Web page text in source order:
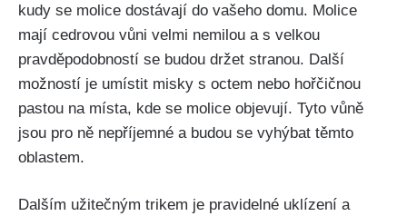
kudy se molice dostávají do vašeho domu. Molice
mají cedrovou vůni velmi nemilou a s velkou
pravděpodobností se‌ budou držet stranou. Další
možností je umístit misky s octem nebo hořčičnou
‌pastou na místa, kde se molice objevují. Tyto vůně
jsou pro ně nepříjemné a ⁣budou se vyhýbat těmto
oblastem.
Dalším užitečným trikem je pravidelné uklízení a